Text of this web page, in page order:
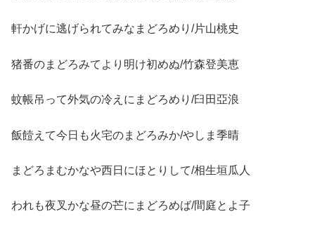
軒かげに逃げられてみなまどろめり/片山桃史
猪番のまどろみてより明け初めぬ/竹森登美恵
蚊帳吊って外気の冷えにまどろめり/臼田亞浪
飯饐えて今日も火宅のまどろみか/やしま季晴
まどろまむかなや西日にほとりして/相生垣瓜人
われも夜叉かな昼の芒にまどろめば/間庭とよ子